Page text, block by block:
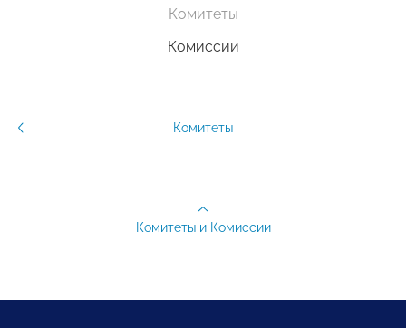
Комитеты
Комиссии
Комитеты
Комитеты и Комиссии